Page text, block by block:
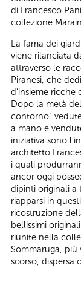
di Francesco
collezione
La fama dei
viene rilanciata
attraverso le
Piranesi, che
d’insieme
Dopo la metà
contorno”
a mano e
iniziativa sono
architetto
i quali
ancor oggi
dipinti originali a
riapparsi in
ricostruzione
bellissimi
riunite nella
Sommaruga,
scorso, dispersa